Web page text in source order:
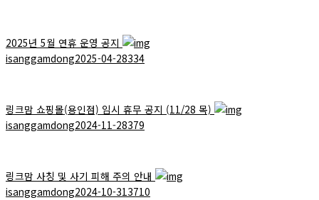
2025년 5월 연휴 운영 공지
isanggamdong2025-04-28334
링크맘 쇼핑몰(용인점) 임시 휴무 공지 (11/28 목)
isanggamdong2024-11-28379
링크맘 사칭 및 사기 피해 주의 안내
isanggamdong2024-10-313710